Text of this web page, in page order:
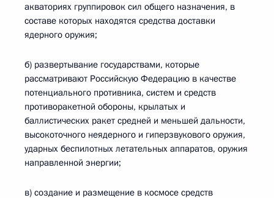
акваториях группировок сил общего назначения, в
составе которых находятся средства доставки
ядерного оружия;
б) развертывание государствами, которые
рассматривают Российскую Федерацию в качестве
потенциального противника, систем и средств
противоракетной обороны, крылатых и
баллистических ракет средней и меньшей дальности,
высокоточного неядерного и гиперзвукового оружия,
ударных беспилотных летательных аппаратов, оружия
направленной энергии;
в) создание и размещение в космосе средств